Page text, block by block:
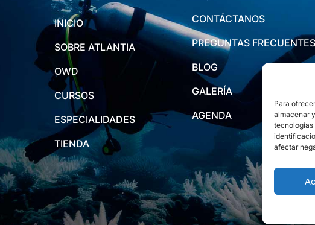
Para
almacenar
tecnologías
afectar
INICIO
SOBRE ATLANTIA
OWD
CURSOS
ESPECIALIDADES
TIENDA
CONTÁCTANOS
PREGUNTAS FRECUENTES
BLOG
GALERÍA
AGENDA